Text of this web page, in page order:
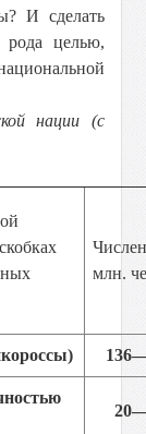
И сделать
рода целью,
нации (с
млн.